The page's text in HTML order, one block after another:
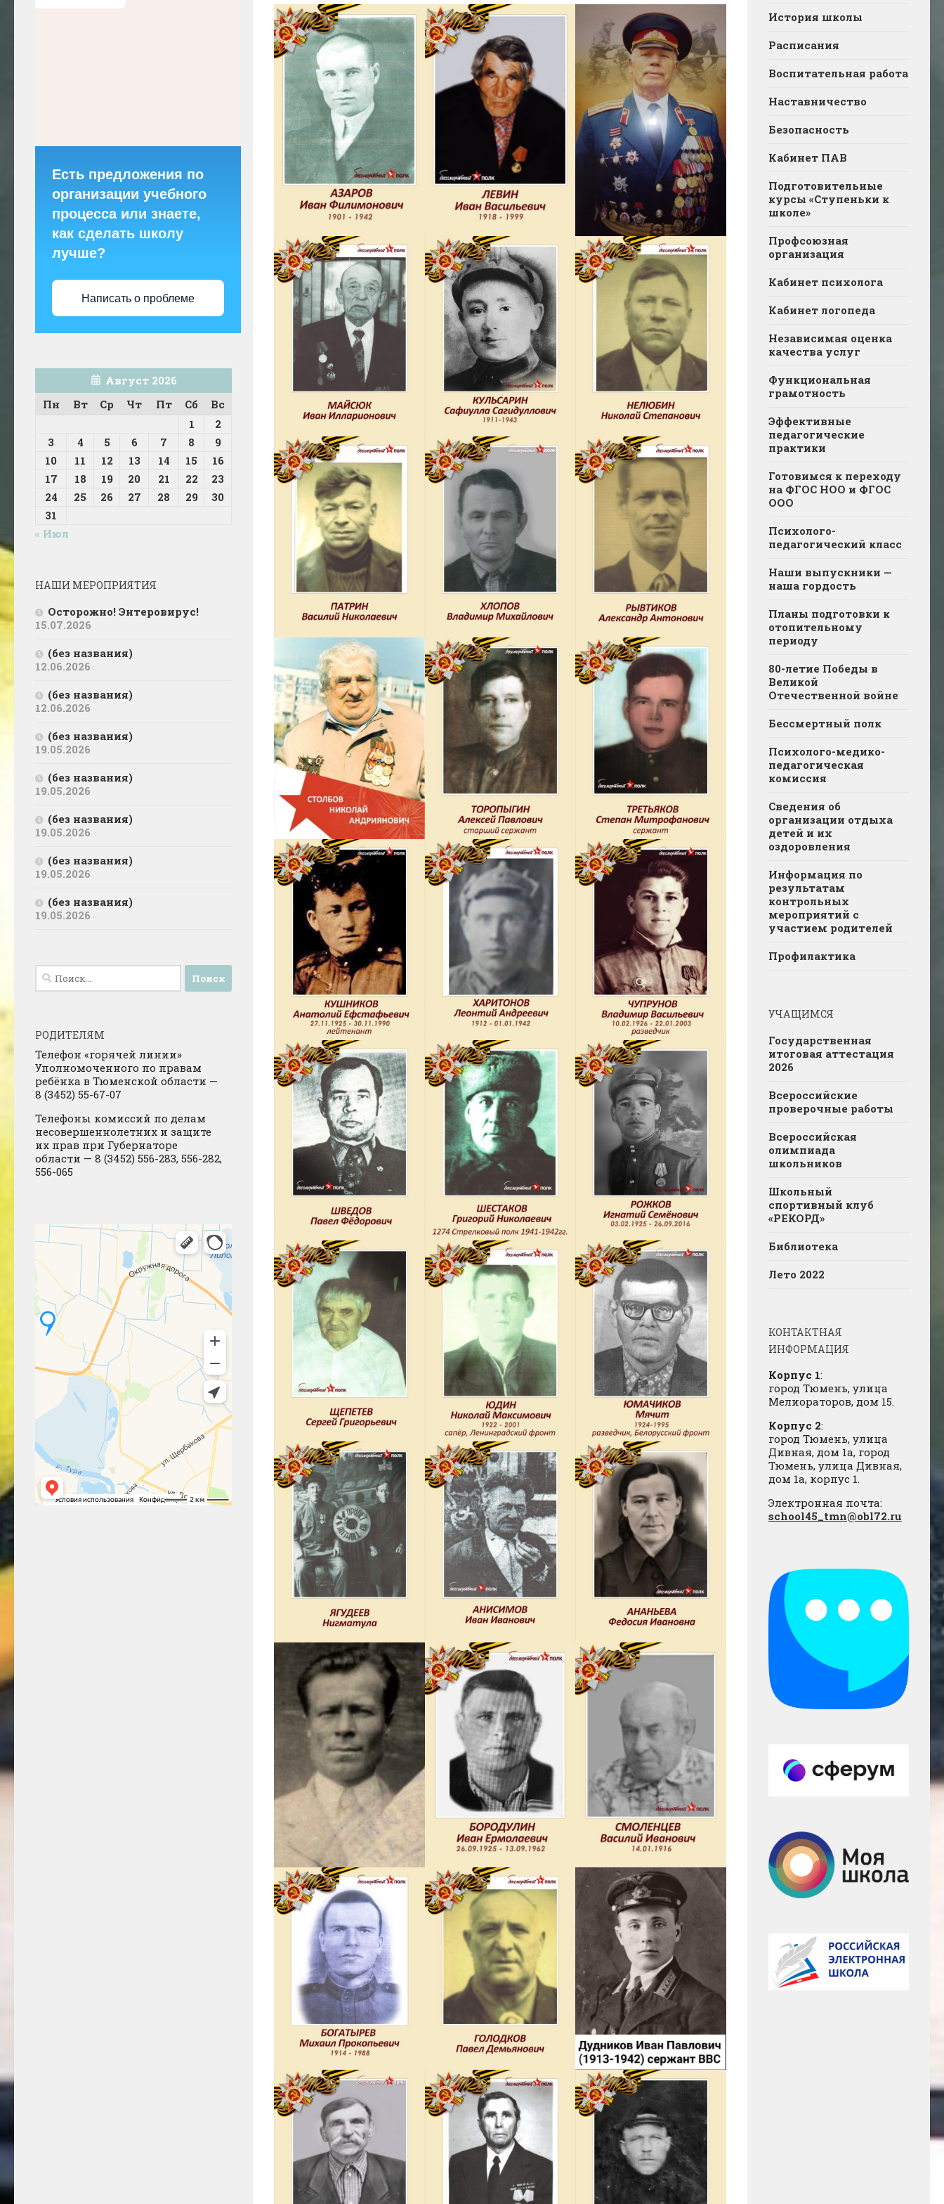
Есть предложения по
организации учебного
процесса или знаете,
как сделать школу
лучше?
Написать о проблеме
Август 2026
Пн
Вт Ср Чт Пт Сб
Вс
1
2
3
4 5 6 7 8
9
10
11 12 13 14 15
16
17
18 19 20 21 22
23
24
25 26 27 28 29
30
31
« Июл
НАШИ МЕРОПРИЯТИЯ
Осторожно! Энтеровирус!
15.07.2026
(без названия)
12.06.2026
(без названия)
12.06.2026
(без названия)
19.05.2026
(без названия)
19.05.2026
(без названия)
19.05.2026
(без названия)
19.05.2026
(без названия)
19.05.2026
Найти:
РОДИТЕЛЯМ
Телефон «горячей линии»
Уполномоченного по правам
ребёнка в Тюменской области —
8 (3452) 55-67-07
Телефоны комиссий по делам
несовершеннолетних и защите
их прав при Губернаторе
области — 8 (3452) 556-283, 556-282,
556-065
История школы
Расписания
Воспитательная работа
Наставничество
Безопасность
Кабинет ПАВ
Подготовительные
курсы «Ступеньки к
школе»
Профсоюзная
организация
Кабинет психолога
Кабинет логопеда
Независимая оценка
качества услуг
Функциональная
грамотность
Эффективные
педагогические
практики
Готовимся к переходу
на ФГОС НОО и ФГОС
ООО
Психолого-
педагогический класс
Наши выпускники —
наша гордость
Планы подготовки к
отопительному
периоду
80-летие Победы в
Великой
Отечественной войне
Бессмертный полк
Психолого-медико-
педагогическая
комиссия
Сведения об
организации отдыха
детей и их
оздоровления
Информация по
результатам
контрольных
мероприятий с
участием родителей
Профилактика
УЧАЩИМСЯ
Государственная
итоговая аттестация
2026
Всероссийские
проверочные работы
Всероссийская
олимпиада
школьников
Школьный
спортивный клуб
«РЕКОРД»
Библиотека
Лето 2022
КОНТАКТНАЯ
ИНФОРМАЦИЯ
Корпус 1:
город Тюмень, улица
Мелиораторов, дом 15.
Корпус 2:
город Тюмень, улица
Дивная, дом 1а, город
Тюмень, улица Дивная,
дом 1а, корпус 1.
Электронная почта:
school45_tmn@obl72.ru